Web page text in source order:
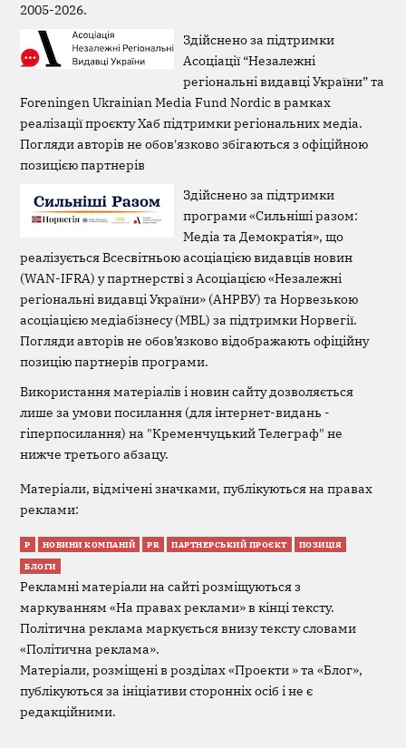
2005-2026.
Здійснено за підтримки
Асоціації “Незалежні
регіональні видавці України” та
Foreningen Ukrainian Media Fund Nordic в рамках
реалізації проєкту Хаб підтримки регіональних медіа.
Погляди авторів не обов'язково збігаються з офіційною
позицією партнерів
Здійснено за підтримки
програми «Сильніші разом:
Медіа та Демократія», що
реалізується Всесвітньою асоціацією видавців новин
(WAN-IFRA) у партнерстві з Асоціацією «Незалежні
регіональні видавці України» (АНРВУ) та Норвезькою
асоціацією медіабізнесу (MBL) за підтримки Норвегії.
Погляди авторів не обов’язково відображають офіційну
позицію партнерів програми.
Використання матеріалів і новин сайту дозволяється
лише за умови посилання (для інтернет-видань -
гіперпосилання) на "Кременчуцький Телеграф" не
нижче третього абзацу.
Матеріали, відмічені значками, публікуються на правах
реклами:
Р НОВИНИ КОМПАНІЙ PR ПАРТНЕРСЬКИЙ ПРОЄКТ ПОЗИЦІЯ
БЛОГИ
Рекламні матеріали на сайті розміщуються з
маркуванням «На правах реклами» в кінці тексту.
Політична реклама маркується внизу тексту словами
«Політична реклама».
Матеріали, розміщені в розділах «Проекти » та «Блог»,
публікуються за ініціативи сторонніх осіб і не є
редакційними.